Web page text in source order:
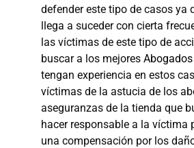
defender este tipo de casos ya
llega a suceder con cierta
las víctimas de este tipo de
buscar a los mejores
tengan experiencia en estos
víctimas de la astucia de los
aseguranzas de la tienda que
hacer responsable a la víctima
una compensación por los